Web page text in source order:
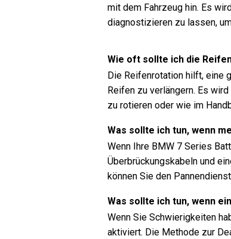
mit dem Fahrzeug hin. Es
diagnostizieren zu lassen,
Wie oft sollte ich die
Die Reifenrotation hilft, eine
Reifen zu verlängern. Es
zu rotieren oder wie im
Was sollte ich tun, wenn
Wenn Ihre BMW 7 Series
Überbrückungskabeln und
können Sie den
Was sollte ich tun, wenn
Wenn Sie Schwierigkeiten
aktiviert. Die Methode zur